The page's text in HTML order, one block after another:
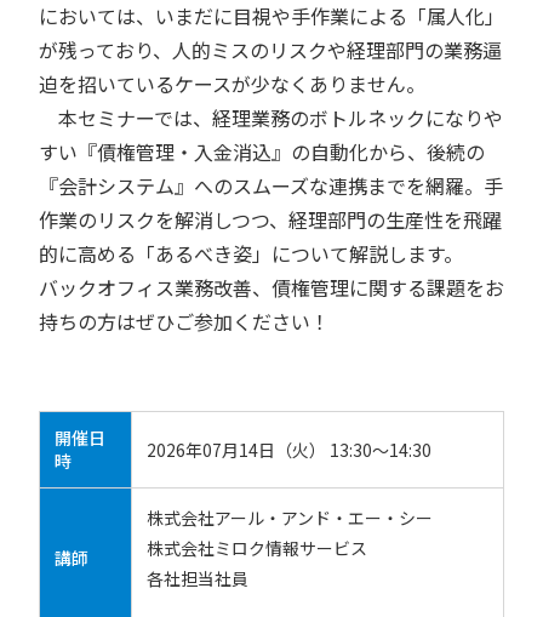
においては、いまだに目視や手作業による「属人化」
が残っており、人的ミスのリスクや経理部門の業務逼
迫を招いているケースが少なくありません。
本セミナーでは、経理業務のボトルネックになりや
すい『債権管理・入金消込』の自動化から、後続の
『会計システム』へのスムーズな連携までを網羅。手
作業のリスクを解消しつつ、経理部門の生産性を飛躍
的に高める「あるべき姿」について解説します。
バックオフィス業務改善、債権管理に関する課題をお
持ちの方はぜひご参加ください！
開催日
時
2026年07月14日（火） 13:30～14:30
講師
株式会社アール・アンド・エー・シー
株式会社ミロク情報サービス
各社担当社員